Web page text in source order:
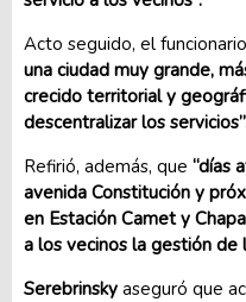
Acto seguido, el
una ciudad muy grande,
crecido territorial y
descentralizar los
Refirió, además, que “días
avenida Constitución y
en Estación Camet y
a los vecinos la gestión de
Serebrinsky aseguró que